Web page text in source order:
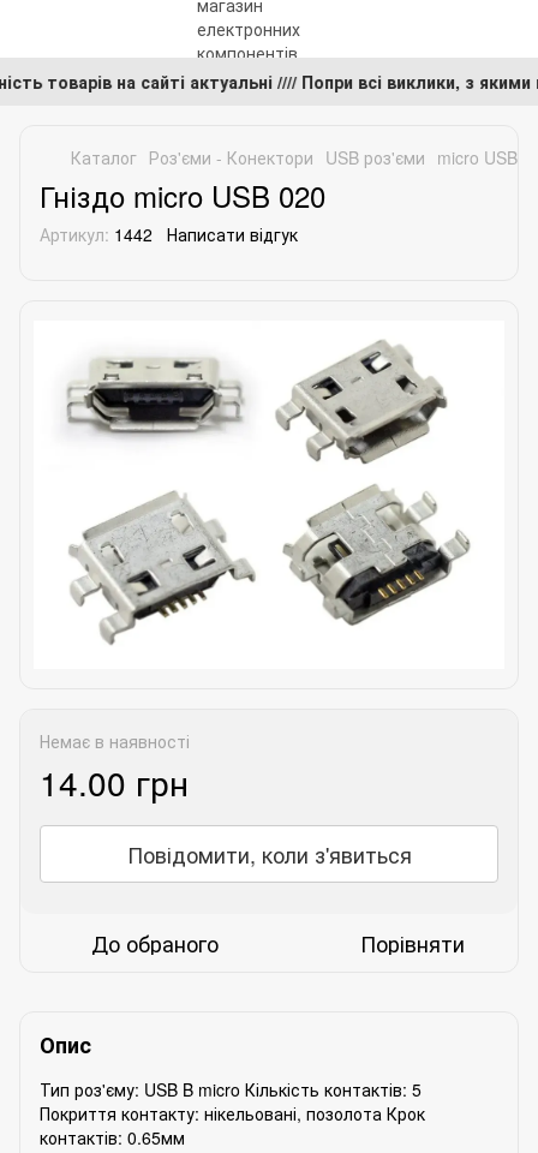
товарів на сайті актуальні //// Попри всі виклики, з
Каталог Роз'єми - Конектори USB роз'єми micro USB
Гніздо micro USB 020
Артикул: 1442 Написати відгук
Немає в наявності
14.00 грн
Повідомити, коли з'явиться
До обраного Порівняти
Опис
Тип роз'єму: USB B micro Кількість контактів: 5
Покриття контакту: нікельовані, позолота Крок
контактів: 0.65мм